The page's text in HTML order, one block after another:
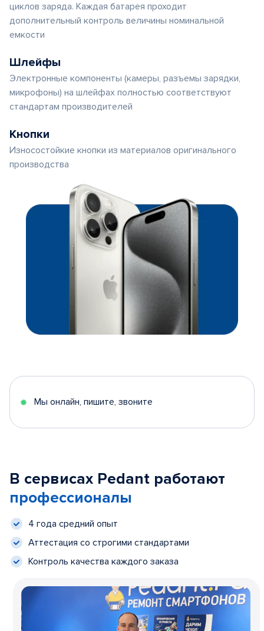
циклов заряда. Каждая батарея проходит
дополнительный контроль величины номинальной
емкости
Шлейфы
Электронные компоненты (камеры, разъемы зарядки,
микрофоны) на шлейфах полностью соответствуют
стандартам производителей
Кнопки
Износостойкие кнопки из материалов оригинального
производства
Мы онлайн, пишите, звоните
В сервисах Pedant работают
профессионалы
4 года средний опыт
Аттестация со строгими стандартами
Контроль качества каждого заказа